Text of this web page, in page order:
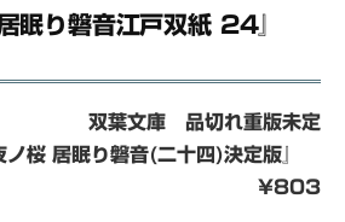
眠り磐音江戸双紙 24』
双葉文庫 品切れ重版未定
桜 居眠り磐音(二十四)決定版』
¥803